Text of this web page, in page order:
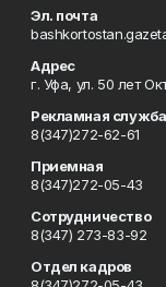
Эл. почта
Адрес
г. Уфа, ул. 50 лет
Рекламная служба
8(347)272-62-61
Приемная
8(347)272-05-43
Сотрудничество
8(347) 273-83-92
Отдел кадров